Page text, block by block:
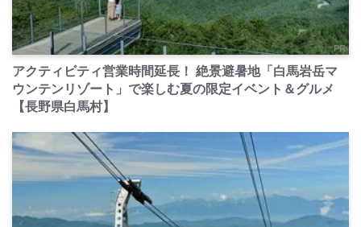
PR
アクティビティ営業時間延長！ 絶景避暑地「白馬岩岳マ
ウンテンリゾート」で楽しむ夏の限定イベント＆グルメ
【長野県白馬村】